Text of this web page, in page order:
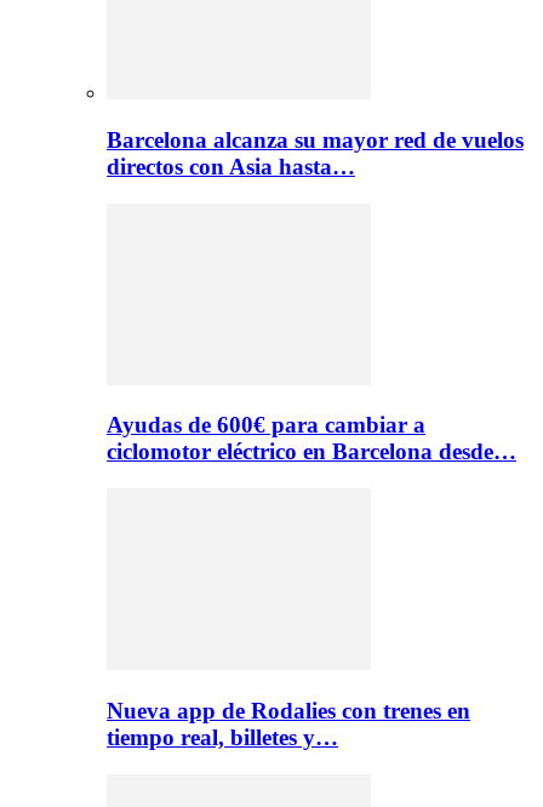
Barcelona alcanza su mayor red de vuelos
directos con Asia hasta…
Ayudas de 600€ para cambiar a
ciclomotor eléctrico en Barcelona desde…
Nueva app de Rodalies con trenes en
tiempo real, billetes y…